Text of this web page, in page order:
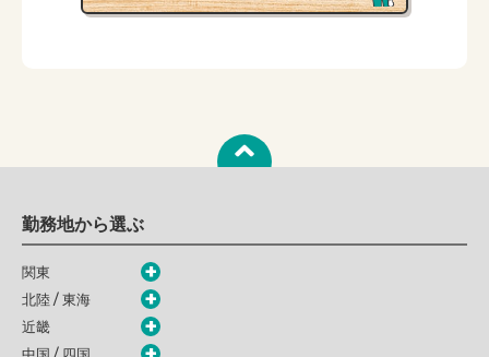
勤務地から選ぶ
関東
北陸 / 東海
近畿
中国 / 四国